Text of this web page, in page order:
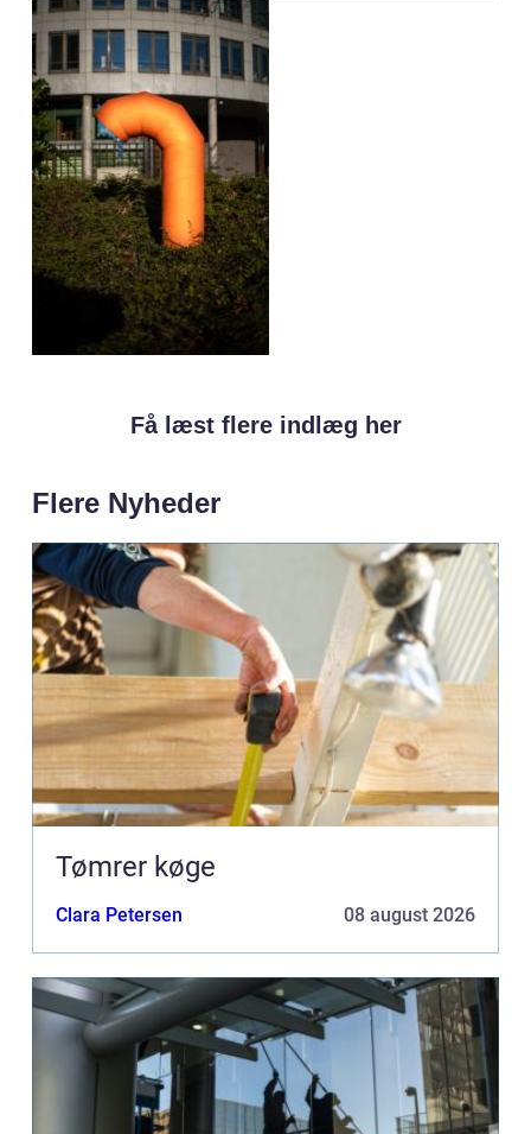
Få læst flere indlæg her
Flere Nyheder
Tømrer køge
Clara Petersen 08 august 2026